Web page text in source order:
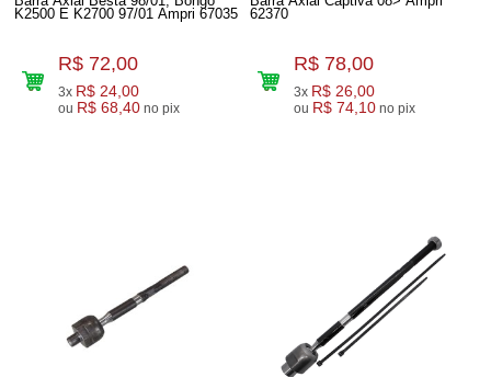
K2500 E K2700 97/01 Ampri 67035
R$ 72,00
3x R$ 24,00
ou R$ 68,40 no pix
62370
R$ 78,00
3x R$ 26,00
ou R$ 74,10 no pix